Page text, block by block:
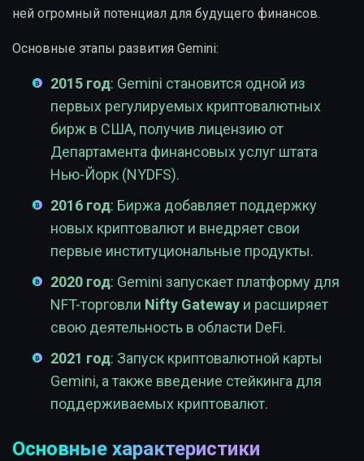
ней огромный потенциал для будущего финансов.
Основные этапы развития Gemini:
2015 год: Gemini становится одной из
первых регулируемых криптовалютных
бирж в США, получив лицензию от
Департамента финансовых услуг штата
Нью-Йорк (NYDFS).
2016 год: Биржа добавляет поддержку
новых криптовалют и внедряет свои
первые институциональные продукты.
2020 год: Gemini запускает платформу для
NFT-торговли Nifty Gateway и расширяет
свою деятельность в области DeFi.
2021 год: Запуск криптовалютной карты
Gemini, а также введение стейкинга для
поддерживаемых криптовалют.
Основные характеристики